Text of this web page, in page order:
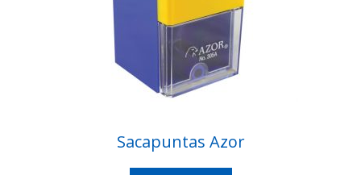
Sacapuntas Azor